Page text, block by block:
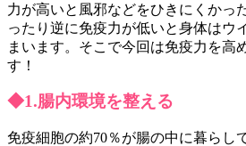
力が高いと風邪などをひきにくかっ
ったり逆に免疫力が低いと身体はウ
まいます。そこで今回は免疫力を高
す！
◆1.腸内環境を整える
免疫細胞の約70％が腸の中に暮らし